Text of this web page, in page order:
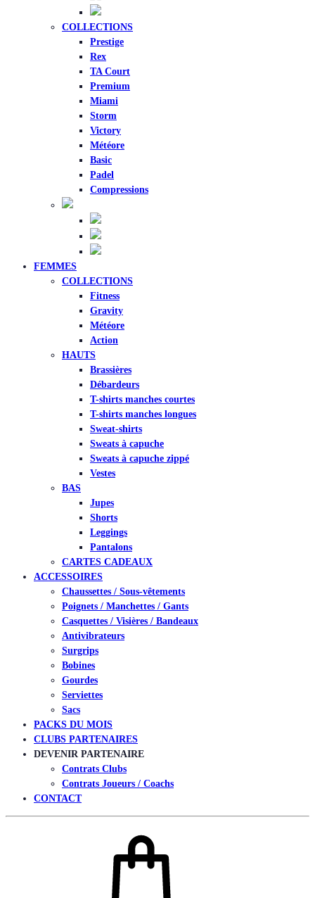
COLLECTIONS
Prestige
Rex
TA Court
Premium
Miami
Storm
Victory
Météore
Basic
Padel
Compressions
FEMMES
COLLECTIONS
Fitness
Gravity
Météore
Action
HAUTS
Brassières
Débardeurs
T-shirts manches courtes
T-shirts manches longues
Sweat-shirts
Sweats à capuche
Sweats à capuche zippé
Vestes
BAS
Jupes
Shorts
Leggings
Pantalons
CARTES CADEAUX
ACCESSOIRES
Chaussettes / Sous-vêtements
Poignets / Manchettes / Gants
Casquettes / Visières / Bandeaux
Antivibrateurs
Surgrips
Bobines
Gourdes
Serviettes
Sacs
PACKS DU MOIS
CLUBS PARTENAIRES
DEVENIR PARTENAIRE
Contrats Clubs
Contrats Joueurs / Coachs
CONTACT